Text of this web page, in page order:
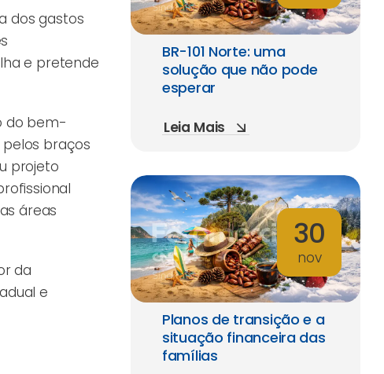
dos gastos
e pretende
do bem-
braços
projeto
áreas
da
e
BR-101 Norte: uma
solução que não pode
esperar
Leia Mais
30
nov
Planos de transição e a
situação financeira das
famílias